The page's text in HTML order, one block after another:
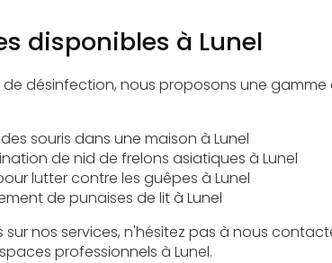
disponibles à Lunel
de désinfection, nous proposons une
souris dans une maison à Lunel
de nid de frelons asiatiques à Lunel
lutter contre les guêpes à Lunel
de punaises de lit à Lunel
nos services, n'hésitez pas à nous
professionnels à Lunel.